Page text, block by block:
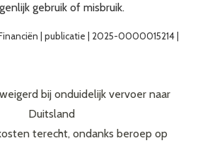
gebruik of misbruik.
| publicatie | 2025-0000015214 |
bij onduidelijk vervoer naar
Duitsland
terecht, ondanks beroep op